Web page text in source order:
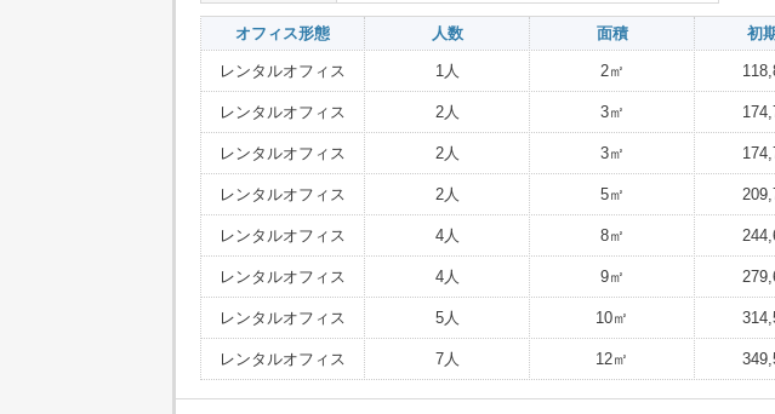
オフィス形態 人数 面積 初
レンタルオフィス 1人 2㎡
レンタルオフィス 2人 3㎡
レンタルオフィス 2人 3㎡
レンタルオフィス 2人 5㎡
レンタルオフィス 4人 8㎡
レンタルオフィス 4人 9㎡
レンタルオフィス 5人 10㎡
レンタルオフィス 7人 12㎡